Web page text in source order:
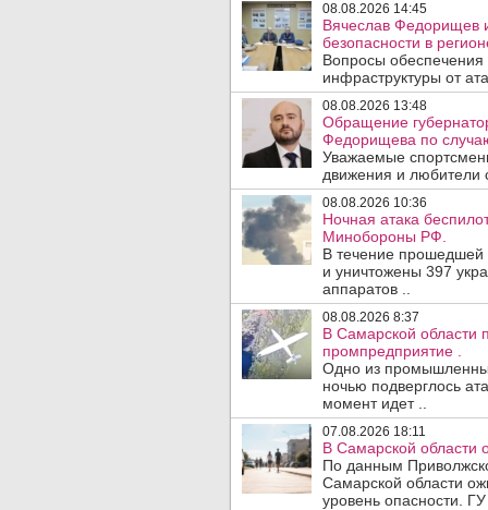
08.08.2026 14:45
Вячеслав Федорищев
безопасности в
Вопросы обеспечения
инфраструктуры от
08.08.2026 13:48
Обращение
Федорищева по
Уважаемые
движения и любители
08.08.2026 10:36
Ночная атака
Минобороны РФ.
В течение
и уничтожены 397
аппаратов ..
08.08.2026 8:37
В Самарской области
промпредприятие .
Одно из
ночью подверглось
момент идет ..
07.08.2026 18:11
В Самарской области
По данным
Самарской области
уровень опасности.